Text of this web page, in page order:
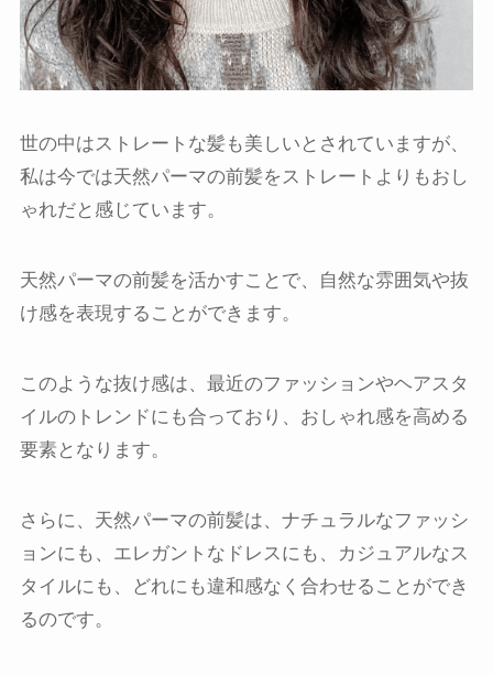
世の中はストレートな髪も美しいとされていますが、
私は今では天然パーマの前髪をストレートよりもおし
ゃれだと感じています。
天然パーマの前髪を活かすことで、自然な雰囲気や抜
け感を表現することができます。
このような抜け感は、最近のファッションやヘアスタ
イルのトレンドにも合っており、おしゃれ感を高める
要素となります。
さらに、天然パーマの前髪は、ナチュラルなファッシ
ョンにも、エレガントなドレスにも、カジュアルなス
タイルにも、どれにも違和感なく合わせることができ
るのです。